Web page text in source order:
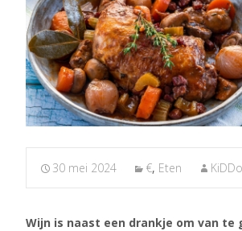
30 mei 2024 €, Eten
Wijn is naast een drankje om van te